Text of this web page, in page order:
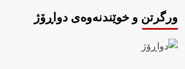
ورگرتن و خوێندنەوەی دواڕۆژ